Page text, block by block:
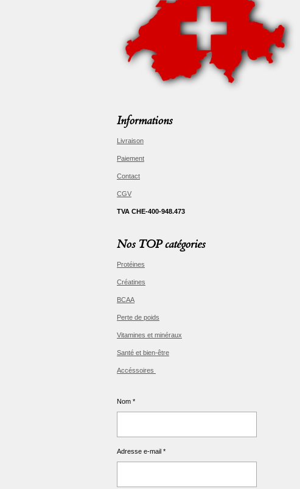
Informations
Livraison
Paiement
Contact
CGV
TVA CHE-400-948.473
Nos TOP catégories
Protéines
Créatines
BCAA
Perte de poids
Vitamines et minéraux
Santé et bien-être
Accéssoires
Nom *
Adresse e-mail *